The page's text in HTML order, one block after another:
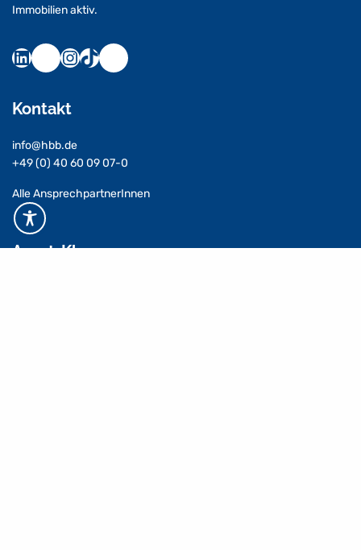
Immobilien aktiv.
Kontakt
info@hbb.de
+49 (0) 40 60 09 07-0
Alle AnsprechpartnerInnen
Asset-Klassen